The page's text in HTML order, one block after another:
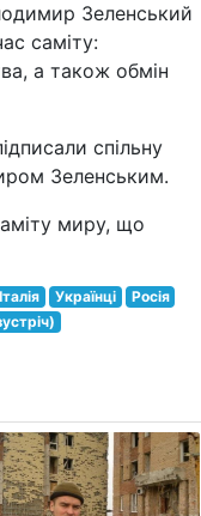
Зеленський
саміту:
а також обмін
спільну
Зеленським.
миру, що
Італія Українці
Росія